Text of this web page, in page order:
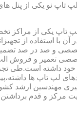
تاپ نو یکی از پنل
لپ تاپ یکی از
با استفاده از
و صد در صد
تعمیر و فروش الپ
خود داشته است.طی
لپ تاپ ها
مهندسین ارشد
مرکز و قدم